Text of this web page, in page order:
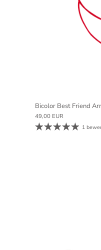
Bicolor Best Friend
49,00 EUR
1
vergoldet